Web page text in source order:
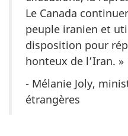
Le Canada
peuple iranien et
disposition pour
honteux de l’Iran. »
- Mélanie Joly,
étrangères